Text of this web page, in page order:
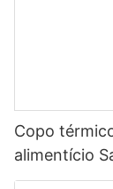
Copo
alimentício
para